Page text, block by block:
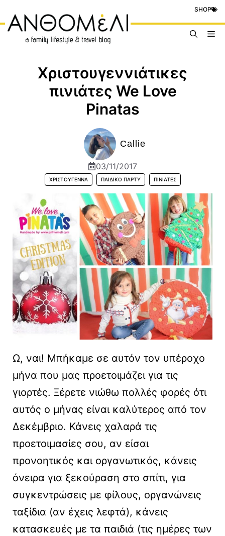
περιεχόμενο
SHOP
Χριστουγεννιάτικες
πινιάτες We Love
Pinatas
Callie
03/11/2017
ΧΡΙΣΤΟΎΓΕΝΝΑ ΠΑΙΔΙΚΌ ΠΆΡΤΥ ΠΙΝΙΆΤΕΣ
Ω, ναι! Μπήκαμε σε αυτόν τον υπέροχο
μήνα που μας προετοιμάζει για τις
γιορτές. Ξέρετε νιώθω πολλές φορές ότι
αυτός ο μήνας είναι καλύτερος από τον
Δεκέμβριο. Κάνεις χαλαρά τις
προετοιμασίες σου, αν είσαι
προνοητικός και οργανωτικός, κάνεις
όνειρα για ξεκούραση στο σπίτι, για
συγκεντρώσεις με φίλους, οργανώνεις
ταξίδια (αν έχεις λεφτά), κάνεις
κατασκευές με τα παιδιά (τις ημέρες των